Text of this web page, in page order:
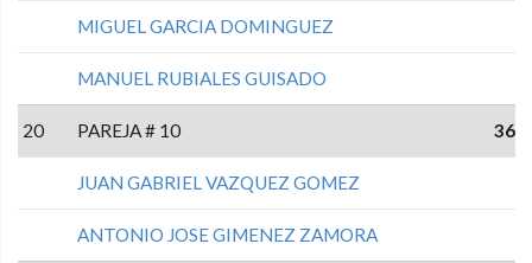
MIGUEL GARCIA DOMINGUEZ
MANUEL RUBIALES GUISADO
20 PAREJA # 10 36
JUAN GABRIEL VAZQUEZ GOMEZ
ANTONIO JOSE GIMENEZ ZAMORA